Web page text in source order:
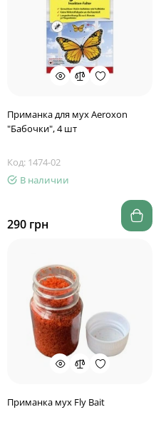
Приманка для мух Aeroxon
"Бабочки", 4 шт
Код: 1474-02
В наличии
290 грн
Приманка мух Fly Bait